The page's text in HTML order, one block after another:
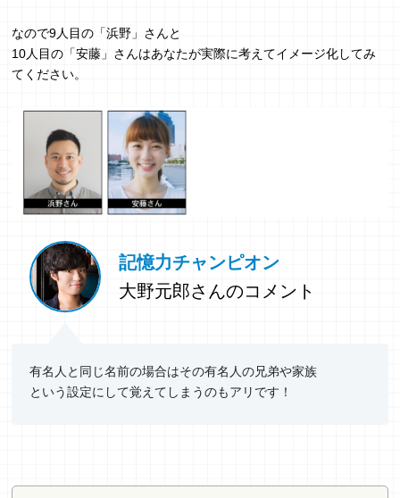
なので9人目の「浜野」さんと
10人目の「安藤」さんはあなたが実際に考えてイメージ化してみ
てください。
記憶力チャンピオン
大野元郎さんのコメント
有名人と同じ名前の場合はその有名人の兄弟や家族
という設定にして覚えてしまうのもアリです！